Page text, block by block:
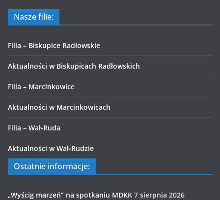
Nasze filie:
Filia – Biskupice Radłowskie
Aktualności w Biskupicach Radłowskich
Filia – Marcinkowice
Aktualności w Marcinkowicach
Filia – Wał-Ruda
Aktualności w Wał-Rudzie
Ostatnie informacje:
„Wyścig marzeń” na spotkaniu MDKK 7 sierpnia 2026